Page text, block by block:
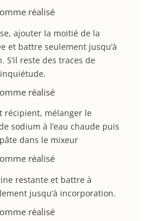
réalisé
ajouter la moitié de la
et battre seulement jusqu’à
S’il reste des traces de
réalisé
récipient, mélanger le
sodium à l’eau chaude puis
dans le mixeur
réalisé
restante et battre à
jusqu’à incorporation.
réalisé